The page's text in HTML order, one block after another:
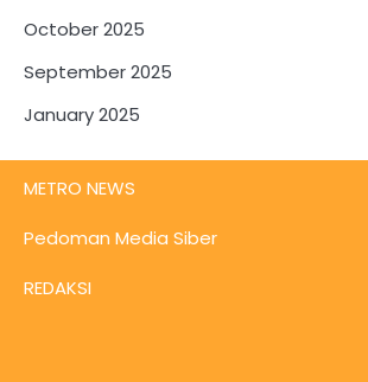
October 2025
September 2025
January 2025
METRO NEWS
Pedoman Media Siber
REDAKSI